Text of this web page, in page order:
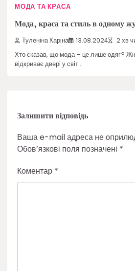
МОДА ТА КРАСА
Мода, краса та стиль в одному
Туленіна Каріна 13.08.2024 2 хв
Хто сказав, що мода – це лише одяг?
відкриває двері у світ…
Залишити відповідь
Ваша e-mail адреса не
Обов’язкові поля позначені *
Коментар *